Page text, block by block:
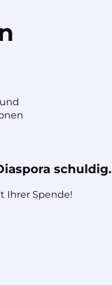
schuldig.
Ihrer Spende!